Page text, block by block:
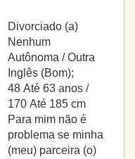
Divorciado (a)
Nenhum
Autônoma / Outra
Inglês (Bom);
48 Até 63 anos /
170 Até 185 cm
Para mim não é
problema se minha
(meu) parceira (o)